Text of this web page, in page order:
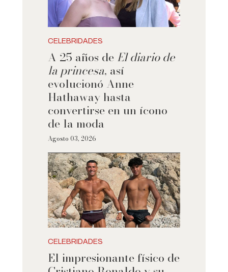
CELEBRIDADES
A 25 años de El diario de
la princesa, así
evolucionó Anne
Hathaway hasta
convertirse en un ícono
de la moda
Agosto 03, 2026
CELEBRIDADES
El impresionante físico de